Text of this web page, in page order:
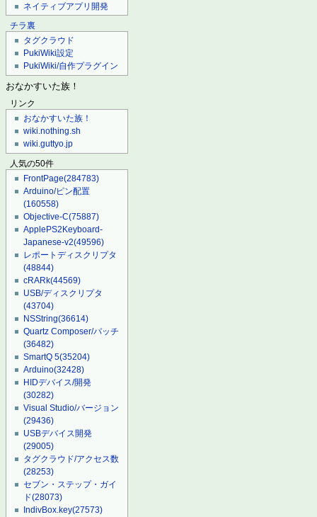
ネイティブアプリ開発
チラ裏
タグクラウド
PukiWiki設定
PukiWiki/自作プラグイン
おなかすいた族！
リンク
おなかすいた族！
wiki.nothing.sh
wiki.guttyo.jp
人気の50件
FrontPage(284783)
Arduino/ピン配置
(160558)
Objective-C(75887)
ApplePS2Keyboard-
Japanese-v2(49596)
レポートディスクリプタ
(48844)
cRARk(44569)
USB/ディスクリプタ
(43704)
NSString(36614)
Quartz Composer/パッチ
(36482)
SmartQ 5(35204)
Arduino(32428)
HIDデバイス/開発
(30282)
Visual Studio/バージョン
(29436)
USBデバイス開発
(29005)
タグクラウド/アクセス数
(28253)
セブン・ステップ・ガイ
ド(28073)
IndivBox.key(27573)